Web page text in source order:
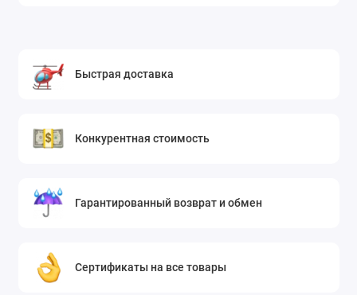
Быстрая доставка
Конкурентная стоимость
Гарантированный возврат и обмен
Сертификаты на все товары